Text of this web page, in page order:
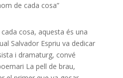
de cada cosa”
cosa, aquesta és una
Salvador Espriu va dedicar
i dramaturg, convé
La pell de brau,